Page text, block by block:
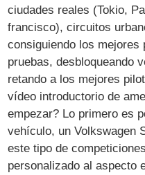
ciudades reales (Tokio,
francisco), circuitos
consiguiendo los mejores
pruebas, desbloqueando
retando a los mejores
vídeo introductorio de
empezar? Lo primero es
vehículo, un Volkswagen
este tipo de
personalizado al aspecto